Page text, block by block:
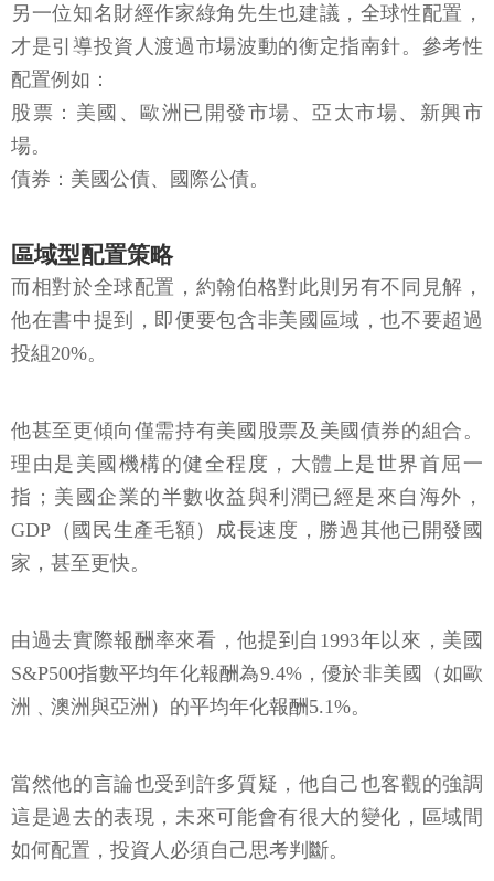
另一位知名財經作家綠角先生也建議，全球性配置，
才是引導投資人渡過市場波動的衡定指南針。參考性
配置例如：
股票：美國、歐洲已開發市場、亞太市場、新興市
場。
債券：美國公債、國際公債。
區域型配置策略
而相對於全球配置，約翰伯格對此則另有不同見解，
他在書中提到，即便要包含非美國區域，也不要超過
投組20%。
他甚至更傾向僅需持有美國股票及美國債券的組合。
理由是美國機構的健全程度，大體上是世界首屈一
指；美國企業的半數收益與利潤已經是來自海外，
GDP（國民生產毛額）成長速度，勝過其他已開發國
家，甚至更快。
由過去實際報酬率來看，他提到自1993年以來，美國
S&P500指數平均年化報酬為9.4%，優於非美國（如歐
洲﹑澳洲與亞洲）的平均年化報酬5.1%。
當然他的言論也受到許多質疑，他自己也客觀的強調
這是過去的表現，未來可能會有很大的變化，區域間
如何配置，投資人必須自己思考判斷。